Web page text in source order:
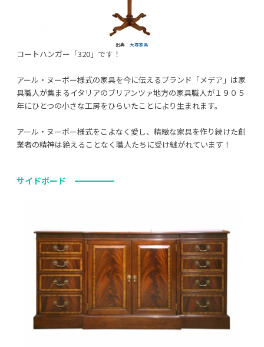
出典： 大塚家具
コートハンガー「320」です！
アール・ヌーボー様式の家具を今に伝えるブランド「メデア」は家
具職人が集まるイタリアのブリアンツァ地方の家具職人が１９０５
年にひとつの小さな工房をひらいたことにより生まれます。
アール・ヌーボー様式をこよなく愛し、精緻な家具を作り続けた創
業者の精神は絶えることなく職人たちに受け継がれています！
サイドボード